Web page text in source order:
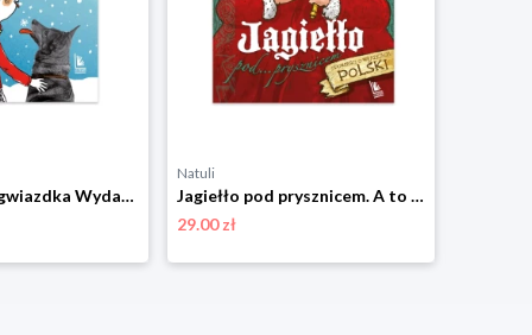
Elf i pierwsza gwiazdka Wydawnictwo literatura
Natuli
Jagiełło pod prysznicem. A to historia Wydawnictwo literatura
29.00 zł